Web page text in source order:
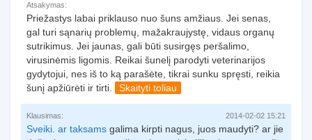
Atsakymas:
Priežastys labai priklauso nuo šuns amžiaus. Jei senas,
gal turi sąnarių problemų, mažakraujystę, vidaus organų
sutrikimus. Jei jaunas, gali būti susirgęs peršalimo,
virusinėmis ligomis. Reikai šunelį parodyti veterinarijos
gydytojui, nes iš to ką parašėte, tikrai sunku spręsti, reikia
šunį apžiūrėti ir tirti.
Skaityti toliau
Klausimas: 2014-02-02 15:21
Sveiki. ar taksams galima kirpti nagus, juos maudyti? ar jie